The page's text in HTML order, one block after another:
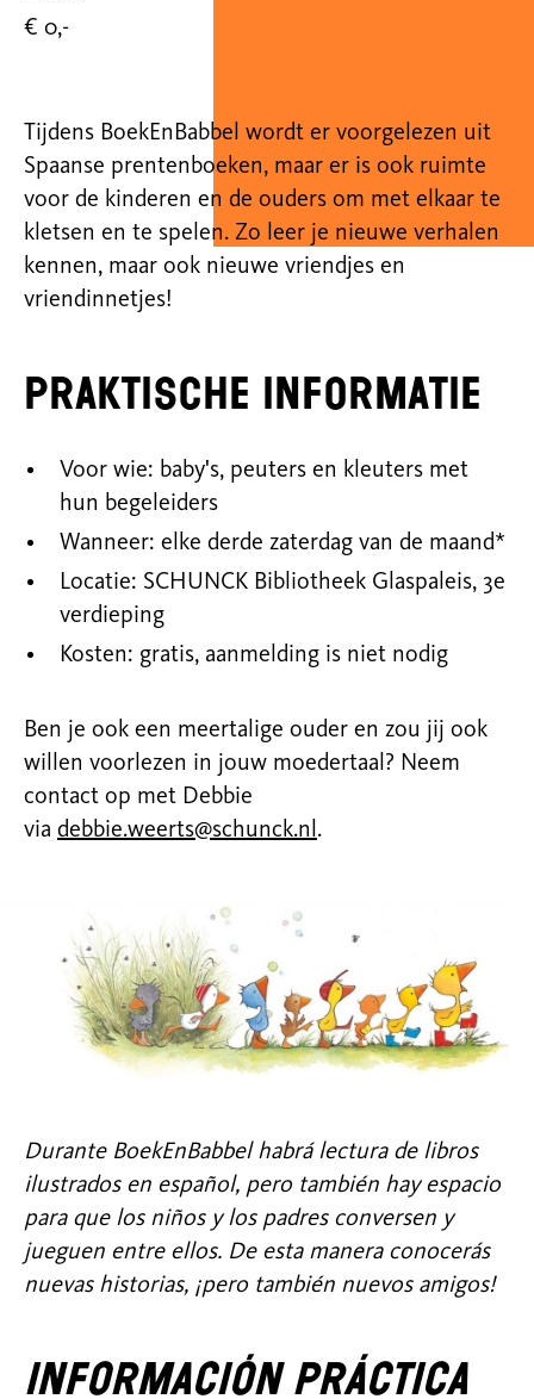
€ 0,-
Tijdens BoekEnBabbel wordt er voorgelezen uit
Spaanse prentenboeken, maar er is ook ruimte
voor de kinderen en de ouders om met elkaar te
kletsen en te spelen. Zo leer je nieuwe verhalen
kennen, maar ook nieuwe vriendjes en
vriendinnetjes!
Praktische informatie
Voor wie: baby's, peuters en kleuters met
hun begeleiders
Wanneer: elke derde zaterdag van de maand*
Locatie: SCHUNCK Bibliotheek Glaspaleis, 3e
verdieping
Kosten: gratis, aanmelding is niet nodig
Ben je ook een meertalige ouder en zou jij ook
willen voorlezen in jouw moedertaal? Neem
contact op met Debbie
via debbie.weerts@schunck.nl.
Durante BoekEnBabbel habrá lectura de libros
ilustrados en español, pero también hay espacio
para que los niños y los padres conversen y
jueguen entre ellos. De esta manera conocerás
nuevas historias, ¡pero también nuevos amigos!
Información práctica